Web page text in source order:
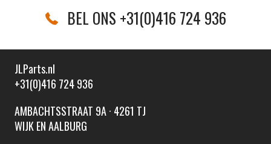
BEL ONS +31(0)416 724 936
JLParts.nl
+31(0)416 724 936
AMBACHTSSTRAAT 9A · 4261 TJ
WIJK EN AALBURG